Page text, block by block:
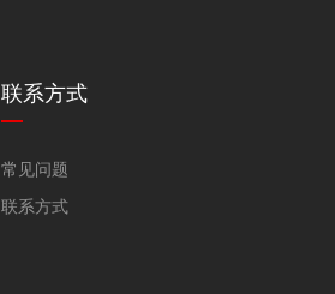
联系方式
常见问题
联系方式